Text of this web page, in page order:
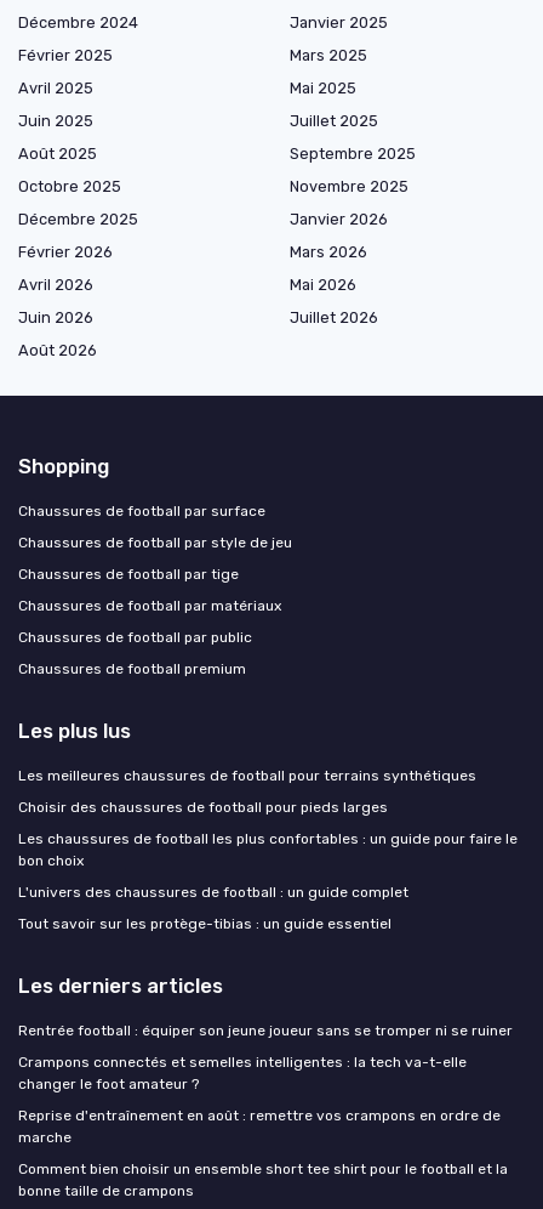
Décembre 2024
Janvier 2025
Février 2025
Mars 2025
Avril 2025
Mai 2025
Juin 2025
Juillet 2025
Août 2025
Septembre 2025
Octobre 2025
Novembre 2025
Décembre 2025
Janvier 2026
Février 2026
Mars 2026
Avril 2026
Mai 2026
Juin 2026
Juillet 2026
Août 2026
Shopping
Chaussures de football par surface
Chaussures de football par style de jeu
Chaussures de football par tige
Chaussures de football par matériaux
Chaussures de football par public
Chaussures de football premium
Les plus lus
Les meilleures chaussures de football pour terrains synthétiques
Choisir des chaussures de football pour pieds larges
Les chaussures de football les plus confortables : un guide pour faire le
bon choix
L'univers des chaussures de football : un guide complet
Tout savoir sur les protège-tibias : un guide essentiel
Les derniers articles
Rentrée football : équiper son jeune joueur sans se tromper ni se ruiner
Crampons connectés et semelles intelligentes : la tech va-t-elle
changer le foot amateur ?
Reprise d'entraînement en août : remettre vos crampons en ordre de
marche
Comment bien choisir un ensemble short tee shirt pour le football et la
bonne taille de crampons